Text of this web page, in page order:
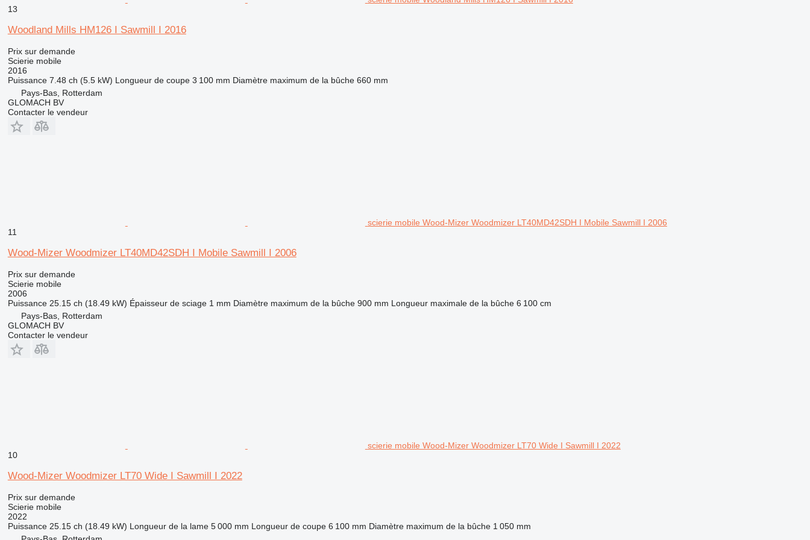
13
Woodland Mills HM126 I Sawmill I 2016
Prix sur demande
Scierie mobile
2016
Puissance 7.48 ch (5.5 kW) Longueur de coupe 3 100 mm Diamètre maximum de la bûche 660 mm
Pays-Bas, Rotterdam
GLOMACH BV
Contacter le vendeur
scierie mobile Wood-Mizer Woodmizer LT40MD42SDH I Mobile Sawmill I 2006
11
Wood-Mizer Woodmizer LT40MD42SDH I Mobile Sawmill I 2006
Prix sur demande
Scierie mobile
2006
Puissance 25.15 ch (18.49 kW) Épaisseur de sciage 1 mm Diamètre maximum de la bûche 900 mm Longueur maximale de la bûche 6 100 cm
Pays-Bas, Rotterdam
GLOMACH BV
Contacter le vendeur
scierie mobile Wood-Mizer Woodmizer LT70 Wide I Sawmill I 2022
10
Wood-Mizer Woodmizer LT70 Wide I Sawmill I 2022
Prix sur demande
Scierie mobile
2022
Puissance 25.15 ch (18.49 kW) Longueur de la lame 5 000 mm Longueur de coupe 6 100 mm Diamètre maximum de la bûche 1 050 mm